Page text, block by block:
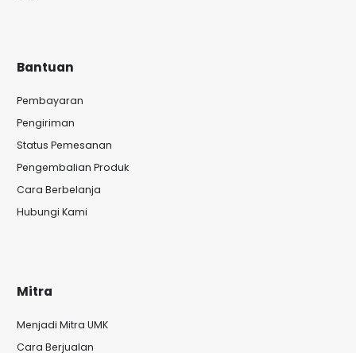
Bantuan
Pembayaran
Pengiriman
Status Pemesanan
Pengembalian Produk
Cara Berbelanja
Hubungi Kami
Mitra
Menjadi Mitra UMK
Cara Berjualan